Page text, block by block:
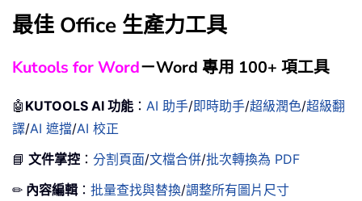
最佳 Office 生產力工具
Kutools for Word－Word 專用 100+ 項工具
🤖 KUTOOLS AI 功能 ： AI 助手/即時助手/超級潤色/超級翻
譯/AI 遮擋/AI 校正
📘 文件掌控 ： 分割頁面/文檔合併/批次轉換為 PDF
✏ 內容編輯 ： 批量查找與替換/調整所有圖片尺寸